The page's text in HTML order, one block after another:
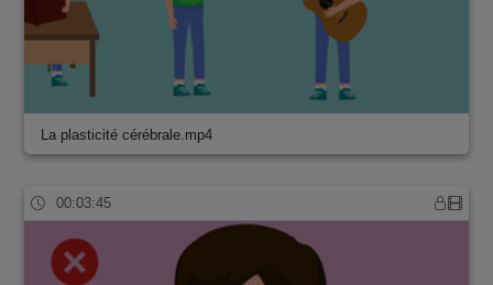
La plasticité cérébrale.mp4
00:03:45